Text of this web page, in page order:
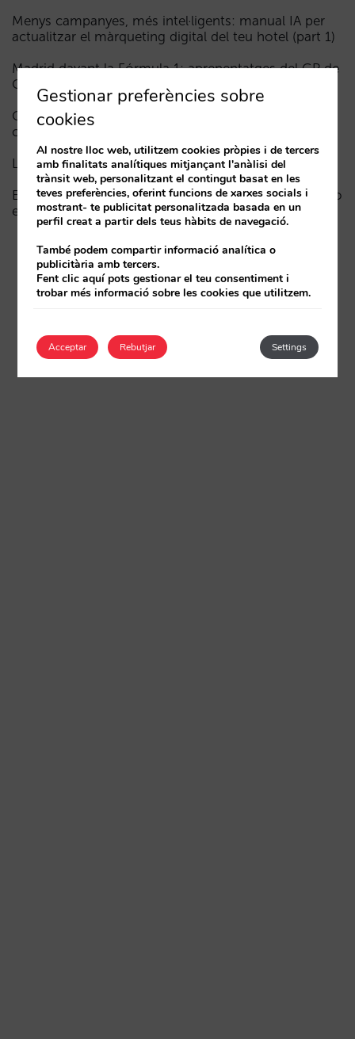
Menys campanyes, més intel·ligents: manual IA per
actualitzar el màrqueting digital del teu hotel (part 1)
Madrid davant la Fórmula 1: aprenentatges del GP de
Catalunya i del GP de Ciutat de Mèxic per als hotels
Com apareix un hotel en els assistents d’IA: les tres
capes de visibilitat
La fi de l’era “Book on Metasearch”
El funnel a la IA està trencat. La clau per a arreglar-ho
està en la fase de consideració
Gestionar preferències sobre
cookies
Al nostre lloc web, utilitzem cookies pròpies i de tercers
amb finalitats analítiques mitjançant l'anàlisi del
trànsit web, personalitzant el contingut basat en les
teves preferències, oferint funcions de xarxes socials i
mostrant- te publicitat personalitzada basada en un
perfil creat a partir dels teus hàbits de navegació.
També podem compartir informació analítica o
publicitària amb tercers.
Fent clic aquí pots gestionar el teu consentiment i
trobar més informació sobre les cookies que utilitzem.
Acceptar Settings
Rebutjar